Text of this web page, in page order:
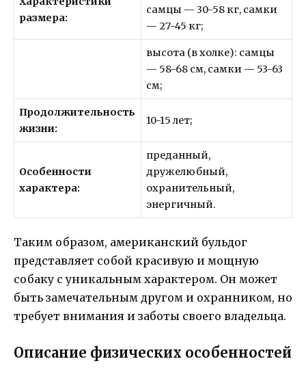
размера:
самцы — 30-58 кг, самки
— 27-45 кг;
высота (в холке): самцы
— 58-68 см, самки — 53-63
см;
Продолжительность
жизни:
10-15 лет;
Особенности
характера:
преданный,
дружелюбный,
охранительный,
энергичный.
Таким образом, американский бульдог
представляет собой красивую и мощную
собаку с уникальным характером. Он может
быть замечательным другом и охранником, но
требует внимания и заботы своего владельца.
Описание физических особенностей